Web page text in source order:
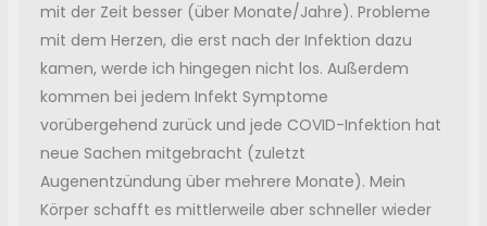
mit der Zeit besser (über Monate/Jahre). Probleme
mit dem Herzen, die erst nach der Infektion dazu
kamen, werde ich hingegen nicht los. Außerdem
kommen bei jedem Infekt Symptome
vorübergehend zurück und jede COVID-Infektion hat
neue Sachen mitgebracht (zuletzt
Augenentzündung über mehrere Monate). Mein
Körper schafft es mittlerweile aber schneller wieder